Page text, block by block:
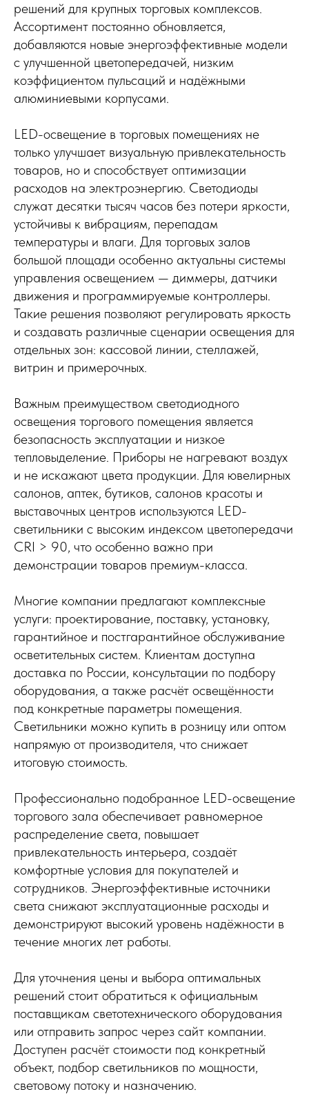
решений для крупных торговых комплексов.
Ассортимент постоянно обновляется,
добавляются новые энергоэффективные модели
с улучшенной цветопередачей, низким
коэффициентом пульсаций и надёжными
алюминиевыми корпусами.
LED-освещение в торговых помещениях не
только улучшает визуальную привлекательность
товаров, но и способствует оптимизации
расходов на электроэнергию. Светодиоды
служат десятки тысяч часов без потери яркости,
устойчивы к вибрациям, перепадам
температуры и влаги. Для торговых залов
большой площади особенно актуальны системы
управления освещением — диммеры, датчики
движения и программируемые контроллеры.
Такие решения позволяют регулировать яркость
и создавать различные сценарии освещения для
отдельных зон: кассовой линии, стеллажей,
витрин и примерочных.
Важным преимуществом светодиодного
освещения торгового помещения является
безопасность эксплуатации и низкое
тепловыделение. Приборы не нагревают воздух
и не искажают цвета продукции. Для ювелирных
салонов, аптек, бутиков, салонов красоты и
выставочных центров используются LED-
светильники с высоким индексом цветопередачи
CRI > 90, что особенно важно при
демонстрации товаров премиум-класса.
Многие компании предлагают комплексные
услуги: проектирование, поставку, установку,
гарантийное и постгарантийное обслуживание
осветительных систем. Клиентам доступна
доставка по России, консультации по подбору
оборудования, а также расчёт освещённости
под конкретные параметры помещения.
Светильники можно купить в розницу или оптом
напрямую от производителя, что снижает
итоговую стоимость.
Профессионально подобранное LED-освещение
торгового зала обеспечивает равномерное
распределение света, повышает
привлекательность интерьера, создаёт
комфортные условия для покупателей и
сотрудников. Энергоэффективные источники
света снижают эксплуатационные расходы и
демонстрируют высокий уровень надёжности в
течение многих лет работы.
Для уточнения цены и выбора оптимальных
решений стоит обратиться к официальным
поставщикам светотехнического оборудования
или отправить запрос через сайт компании.
Доступен расчёт стоимости под конкретный
объект, подбор светильников по мощности,
световому потоку и назначению.